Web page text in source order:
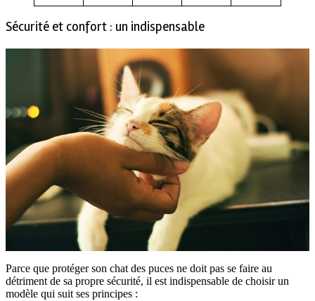
Sécurité et confort : un indispensable
Parce que protéger son chat des puces ne doit pas se faire au
détriment de sa propre sécurité, il est indispensable de choisir un
modèle qui suit ses principes :